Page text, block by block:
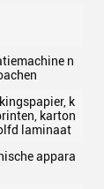
n
k
karton
laminaat
appara